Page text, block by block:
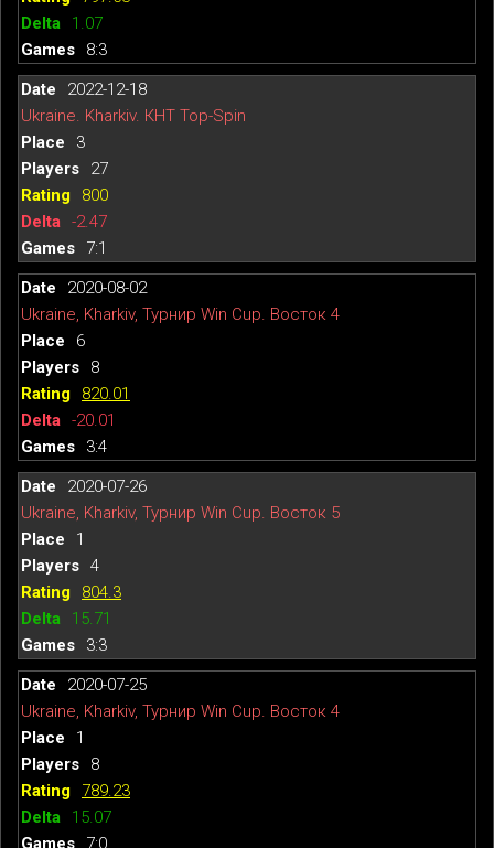
1.07
8:3
2022-12-18
Ukraine. Kharkiv. КНТ Top-Spin
3
27
800
-2.47
7:1
2020-08-02
Ukraine, Kharkiv, Турнир Win Cup. Восток 4
6
8
820.01
-20.01
3:4
2020-07-26
Ukraine, Kharkiv, Турнир Win Cup. Восток 5
1
4
804.3
15.71
3:3
2020-07-25
Ukraine, Kharkiv, Турнир Win Cup. Восток 4
1
8
789.23
15.07
7:0